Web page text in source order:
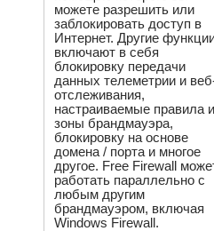
можете разрешить или
заблокировать доступ в
Интернет. Другие
включают в себя
блокировку передачи
данных телеметрии и
отслеживания,
настраиваемые правила
зоны брандмауэра,
блокировку на основе
домена / порта и многое
другое. Free Firewall
работать параллельно с
любым другим
брандмауэром, включая
Windows Firewall.